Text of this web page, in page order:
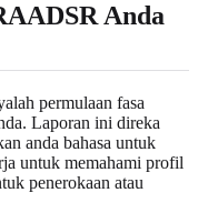
Anda
permulaan fasa
Laporan ini direka
anda bahasa untuk
untuk memahami profil
penerokaan atau